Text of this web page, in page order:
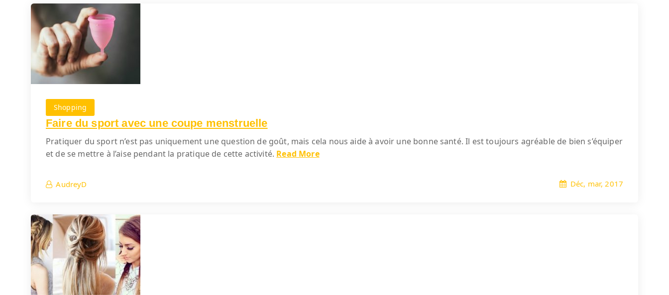
Shopping
Faire du sport avec une coupe menstruelle
Pratiquer du sport n’est pas uniquement une question de goût, mais cela nous aide à avoir une bonne santé. Il est toujours agréable de bien s’équiper
et de se mettre à l’aise pendant la pratique de cette activité. Read More
AudreyD Déc, mar, 2017